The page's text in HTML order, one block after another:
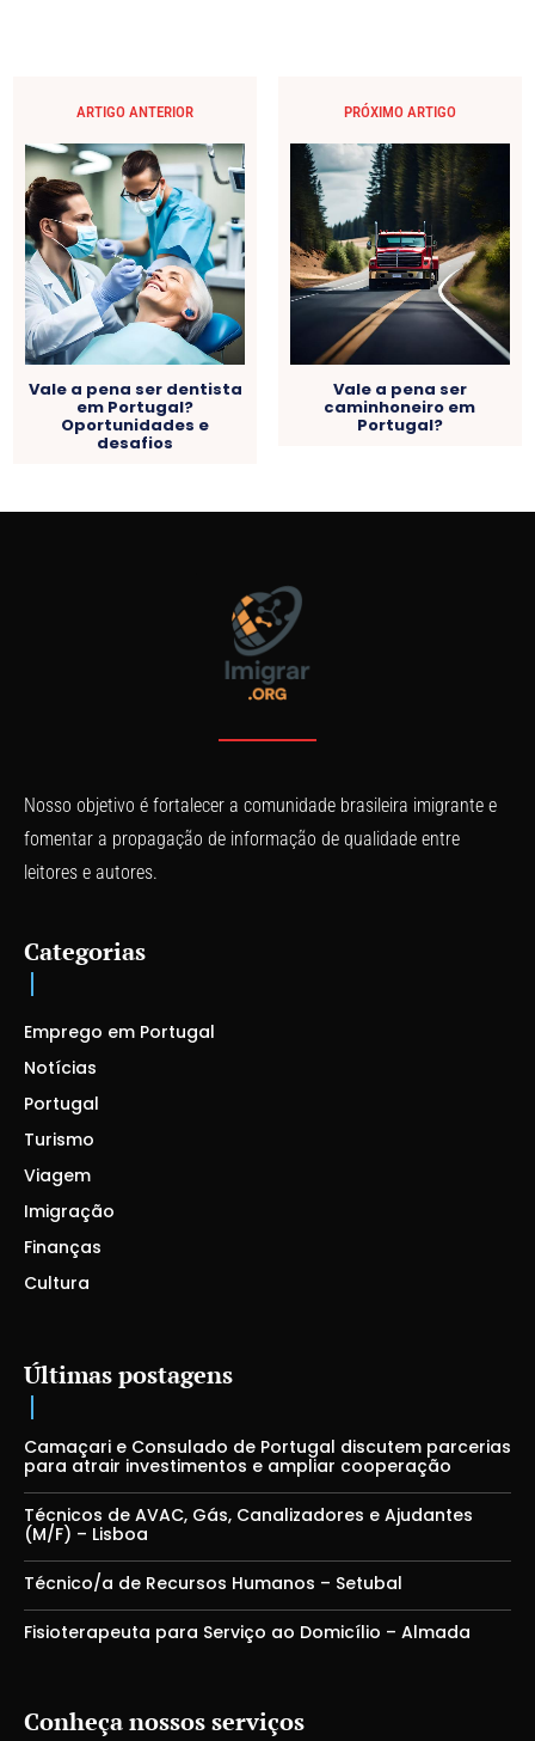
ARTIGO ANTERIOR
Vale a pena ser dentista
em Portugal?
Oportunidades e
desafios
PRÓXIMO ARTIGO
Vale a pena ser
caminhoneiro em
Portugal?
Nosso objetivo é fortalecer a comunidade brasileira imigrante e
fomentar a propagação de informação de qualidade entre
leitores e autores.
Categorias
Emprego em Portugal
Notícias
Portugal
Turismo
Viagem
Imigração
Finanças
Cultura
Últimas postagens
Camaçari e Consulado de Portugal discutem parcerias
para atrair investimentos e ampliar cooperação
Técnicos de AVAC, Gás, Canalizadores e Ajudantes
(M/F) – Lisboa
Técnico/a de Recursos Humanos – Setubal
Fisioterapeuta para Serviço ao Domicílio – Almada
Conheça nossos serviços